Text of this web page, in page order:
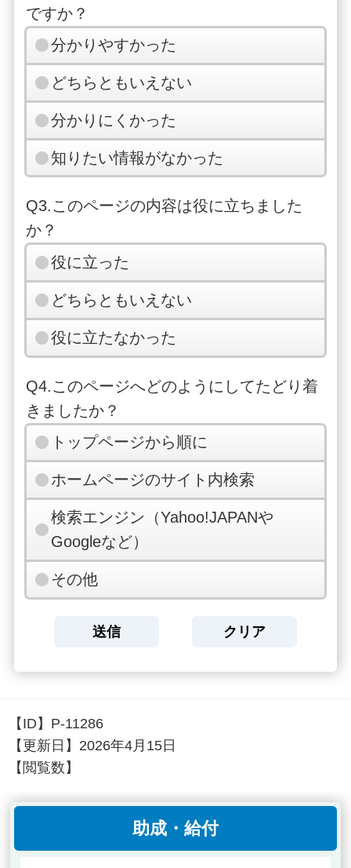
ですか？
分かりやすかった
どちらともいえない
分かりにくかった
知りたい情報がなかった
Q3.このページの内容は役に立ちました
か？
役に立った
どちらともいえない
役に立たなかった
Q4.このページへどのようにしてたどり着
きましたか？
トップページから順に
ホームページのサイト内検索
検索エンジン（Yahoo!JAPANや
Googleなど）
その他
【ID】 P-11286
【更新日】 2026年4月15日
【閲覧数】
助成・給付